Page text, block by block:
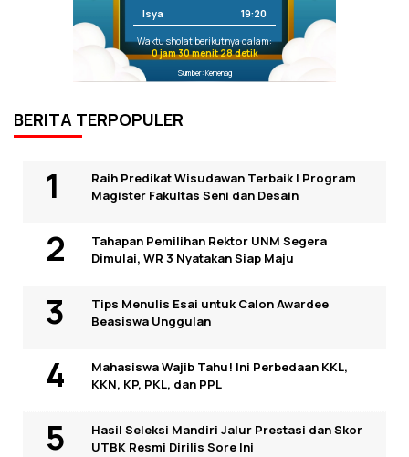
Isya 19:20
Waktu sholat berikutnya dalam:
0 jam 30 menit 28 detik
Sumber: Kemenag
BERITA TERPOPULER
Raih Predikat Wisudawan Terbaik I Program
Magister Fakultas Seni dan Desain
Tahapan Pemilihan Rektor UNM Segera
Dimulai, WR 3 Nyatakan Siap Maju
Tips Menulis Esai untuk Calon Awardee
Beasiswa Unggulan
Mahasiswa Wajib Tahu! Ini Perbedaan KKL,
KKN, KP, PKL, dan PPL
Hasil Seleksi Mandiri Jalur Prestasi dan Skor
UTBK Resmi Dirilis Sore Ini